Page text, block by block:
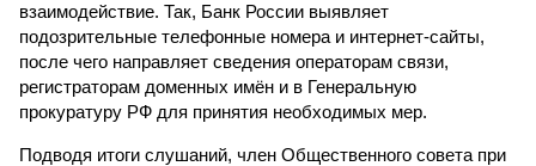
взаимодействие. Так, Банк России выявляет
подозрительные телефонные номера и интернет-сайты,
после чего направляет сведения операторам связи,
регистраторам доменных имён и в Генеральную
прокуратуру РФ для принятия необходимых мер.
Подводя итоги слушаний, член Общественного совета при